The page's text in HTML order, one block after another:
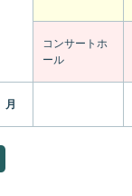
コンサートホ
ール
月